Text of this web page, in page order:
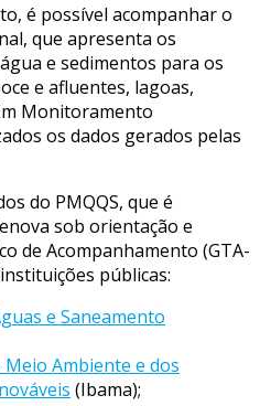
é possível acompanhar o
que apresenta os
e sedimentos para os
e afluentes, lagoas,
Monitoramento
os dados gerados pelas
do PMQQS, que é
sob orientação e
de Acompanhamento (GTA-
públicas:
e Saneamento
Ambiente e dos
(Ibama);